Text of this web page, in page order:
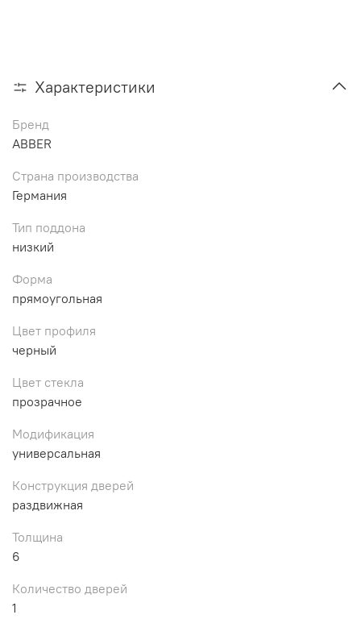
Характеристики
Бренд
ABBER
Страна производства
Германия
Тип поддона
низкий
Форма
прямоугольная
Цвет профиля
черный
Цвет стекла
прозрачное
Модификация
универсальная
Конструкция дверей
раздвижная
Толщина
6
Количество дверей
1